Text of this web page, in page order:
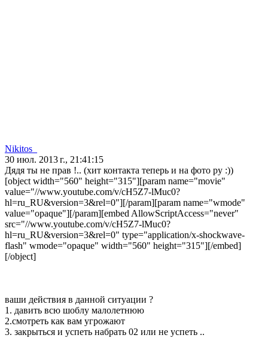
Nikitos_
30 июл. 2013 г., 21:41:15
Дядя ты не прав !.. (хит контакта теперь и на фото ру :))
[object width="560" height="315"][param name="movie"
value="//www.youtube.com/v/cH5Z7-lMuc0?
hl=ru_RU&version=3&rel=0"][/param][param name="wmode"
value="opaque"][/param][embed AllowScriptAccess="never"
src="//www.youtube.com/v/cH5Z7-lMuc0?
hl=ru_RU&version=3&rel=0" type="application/x-shockwave-
flash" wmode="opaque" width="560" height="315"][/embed]
[/object]
ваши действия в данной ситуации ?
1. давить всю шоблу малолетнюю
2.смотреть как вам угрожают
3. закрыться и успеть набрать 02 или не успеть ..